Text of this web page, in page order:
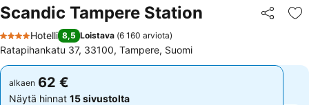
Scandic Tampere Station Jaa
4 Tähtiluokitus
Hotelli 8,5 Loistava (6 160 arviota)
Ratapihankatu 37, 33100, Tampere, Suomi
alkaen 62 €
Näytä hinnat 15 sivustolta
alkaen 62 €
Näytä hinnat 15 sivustolta